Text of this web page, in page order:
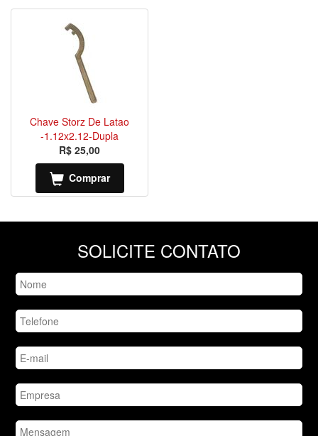
Chave Storz De Latao
-1.12x2.12-Dupla
R$ 25,00
Comprar
SOLICITE CONTATO